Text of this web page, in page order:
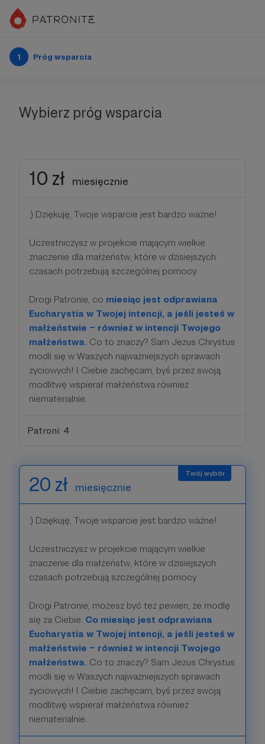
1 Próg wsparcia
Wybierz próg wsparcia
10 zł miesięcznie
:) Dziękuję, Twoje wsparcie jest bardzo ważne!
Uczestniczysz w projekcie mającym wielkie
znaczenie dla małżeństw, które w dzisiejszych
czasach potrzebują szczególnej pomocy.
Drogi Patronie, co miesiąc jest odprawiana
Eucharystia w Twojej intencji, a jeśli jesteś w
małżeństwie – również w intencji Twojego
małżeństwa. Co to znaczy? Sam Jezus Chrystus
modli się w Waszych najważniejszych sprawach
życiowych! I Ciebie zachęcam, byś przez swoją
modlitwę wspierał małżeństwa również
niematerialnie.
Patroni: 4
20 zł miesięcznie
:) Dziękuję, Twoje wsparcie jest bardzo ważne!
Uczestniczysz w projekcie mającym wielkie
znaczenie dla małżeństw, które w dzisiejszych
czasach potrzebują szczególnej pomocy.
Drogi Patronie, możesz być też pewien, że modlę
się za Ciebie. Co miesiąc jest odprawiana
Eucharystia w Twojej intencji, a jeśli jesteś w
małżeństwie – również w intencji Twojego
małżeństwa. Co to znaczy? Sam Jezus Chrystus
modli się w Waszych najważniejszych sprawach
życiowych! I Ciebie zachęcam, byś przez swoją
modlitwę wspierał małżeństwa również
niematerialnie.